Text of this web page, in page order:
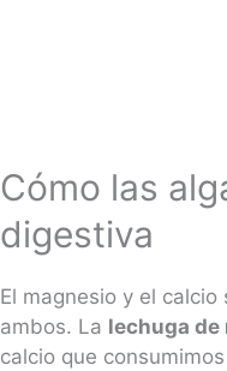
Cómo las
digestiva
El magnesio y el
ambos. La lechuga de
calcio que